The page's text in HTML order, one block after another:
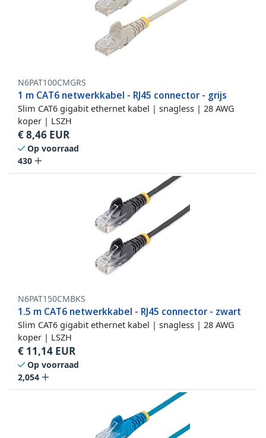
N6PAT100CMGRS
1 m CAT6 netwerkkabel - RJ45 connector - grijs
Slim CAT6 gigabit ethernet kabel | snagless | 28 AWG
koper | LSZH
€8,46 EUR
Op voorraad
430
N6PAT150CMBKS
1.5 m CAT6 netwerkkabel - RJ45 connector - zwart
Slim CAT6 gigabit ethernet kabel | snagless | 28 AWG
koper | LSZH
€ 11,14 EUR
Op voorraad
2,054